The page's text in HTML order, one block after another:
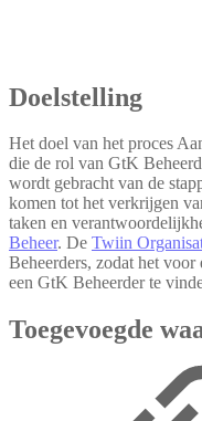
Doelstelling
Het doel van het proces
die de rol van GtK
wordt gebracht van de
komen tot het verkrijgen
taken en
Beheer. De Twiin
Beheerders, zodat het voor
een GtK Beheerder te
Toegevoegde